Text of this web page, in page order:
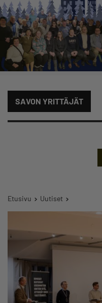
SAVON YRITTÄJÄT
Etusivu Uutiset